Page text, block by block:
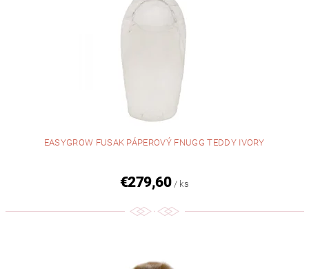
EASYGROW FUSAK PÁPEROVÝ FNUGG TEDDY IVORY
€279,60 / ks